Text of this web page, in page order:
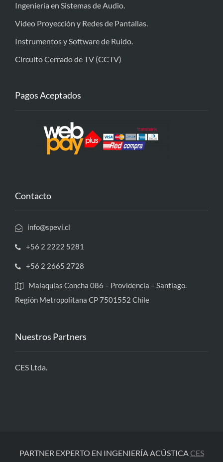
Ingeniería en Sistemas de Audio.
Video Proyección y Redes de Pantallas.
Instrumentos y Software de Ruido.
Circuito Cerrado de TV (CCTV)
Pagos Aceptados
Contacto
info@spevi.cl
+56 2 2222 5281
+56 2 2665 2728
Malaquías Concha 086 – Providencia – Santiago.
Región Metropolitana CP 7501552 Chile
Nuestros Partners
CES Ltda.
PARTNER EXPERTO EN INGENIERÍA ACÚSTICA CES